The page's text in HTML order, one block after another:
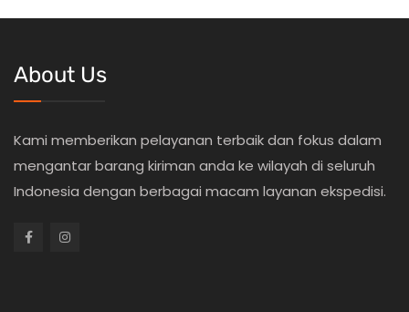
About Us
Kami memberikan pelayanan terbaik dan fokus dalam
mengantar barang kiriman anda ke wilayah di seluruh
Indonesia dengan berbagai macam layanan ekspedisi.